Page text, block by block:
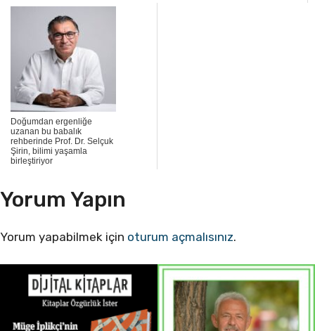
Doğumdan ergenliğe
uzanan bu babalık
rehberinde Prof. Dr. Selçuk
Şirin, bilimi yaşamla
birleştiriyor
Yorum Yapın
Yorum yapabilmek için oturum açmalısınız.